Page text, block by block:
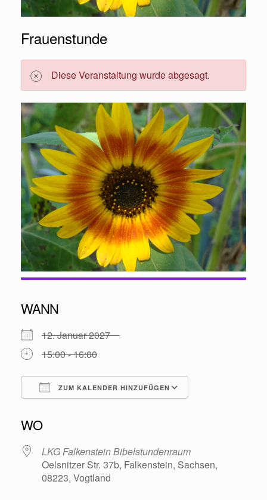
Frauenstunde
Diese Veranstaltung wurde abgesagt.
WANN
12. Januar 2027
15:00 - 16:00
ZUM KALENDER HINZUFÜGEN
WO
LKG Falkenstein Bibelstundenraum
Oelsnitzer Str. 37b, Falkenstein, Sachsen,
08223, Vogtland